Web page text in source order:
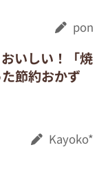
pon
いしい！「焼
節約おかず
Kayoko*